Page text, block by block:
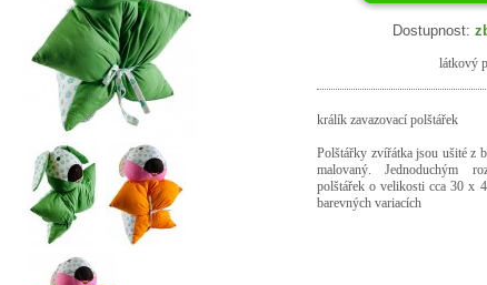
Dostupnost:
látkový
králík zavazovací polštářek
Polštářky zvířátka jsou ušité z
malovaný. Jednoduchým
polštářek o velikosti cca 30 x
barevných variacích